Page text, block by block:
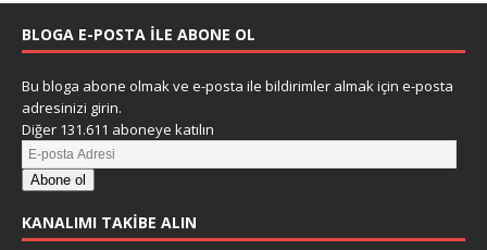
BLOGA E-POSTA ILE ABONE OL
Bu bloga abone olmak ve e-posta ile bildirimler almak için e-posta
adresinizi girin.
Diğer 131.611 aboneye katılın
Abone ol
KANALIMI TAKIBE ALIN